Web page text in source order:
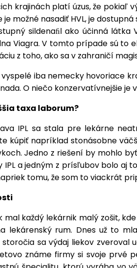
krajinách platí úzus, že pokiaľ
možné nasadiť HVL, je
sildenaﬁl ako účinná
Viagra. V tomto prípade sú to
z toho, ako sa v zahraničí
iba nemecky hovoriace
O niečo konzervatívnejšie je
taxa laborum?
IPL sa stala pre lekárne
kúpiť napríklad stonásobne
Jedno z riešení by mohlo
a jedným z prísľubov bolo aj
tomu, že som to viackrát
mal každý lekárnik malý zošit,
lekárenský rum. Dnes už to
sa výdaj liekov zveroval
známe firmy si svoje prvé